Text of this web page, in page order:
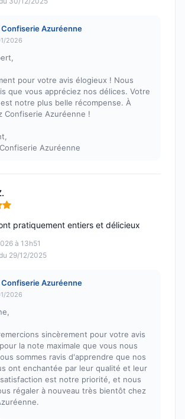
Confiserie Azuréenne
2026
pour votre avis élogieux ! Nous
que vous appréciez nos délices. Votre
notre plus belle récompense. À
Confiserie Azuréenne !
Confiserie Azuréenne
5
à 13h51
29/12/2025
pratiquement entiers et délicieux
Confiserie Azuréenne
2026
sincèrement pour votre avis
la note maximale que vous nous
sommes ravis d'apprendre que nos
ont enchantée par leur qualité et leur
est notre priorité, et nous
régaler à nouveau très bientôt chez